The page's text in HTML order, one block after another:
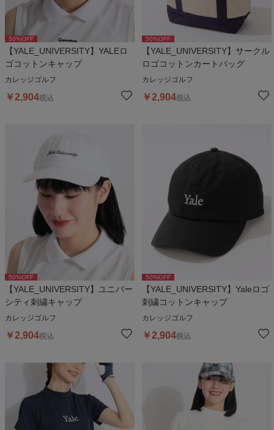
50%OFF
【YALE_UNIVERSITY】YALEロ
ゴコットンキャップ
カレッジゴルフ
￥2,904税込
50%OFF
【YALE_UNIVERSITY】サークル
ロゴコットンカートバッグ
カレッジゴルフ
￥2,904税込
50%OFF
【YALE_UNIVERSITY】ユニバー
シティ刺繍キャップ
カレッジゴルフ
￥2,904税込
50%OFF
【YALE_UNIVERSITY】Yaleロゴ
刺繍コットンキャップ
カレッジゴルフ
￥2,904税込